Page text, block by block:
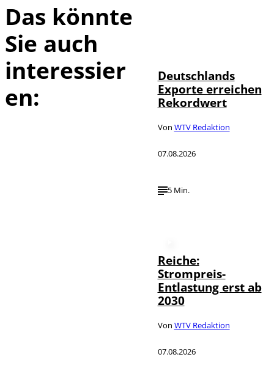
Das könnte
Sie auch
interessier
en:
Deutschlands
Exporte erreichen
Rekordwert
Von WTV Redaktion
07.08.2026
5 Min.
Reiche:
Strompreis-
Entlastung erst ab
2030
Von WTV Redaktion
07.08.2026